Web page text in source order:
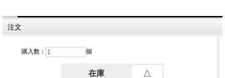
注文
購入数： 個
在庫 △